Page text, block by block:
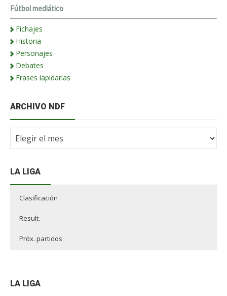
Fútbol mediático
Fichajes
Historia
Personajes
Debates
Frases lapidarias
ARCHIVO NDF
LA LIGA
Clasificación
Result.
Próx. partidos
LA LIGA